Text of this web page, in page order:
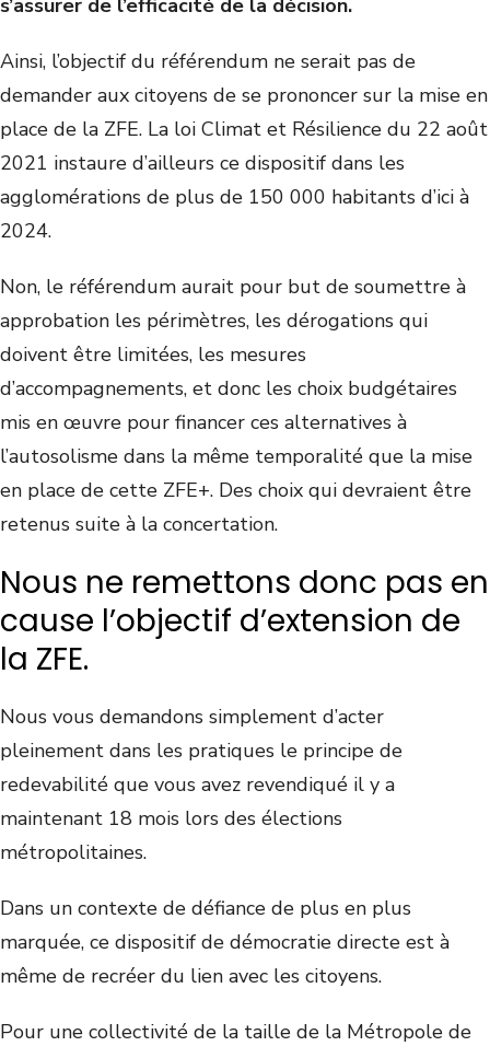
s’assurer de l’efficacité de la décision.
Ainsi, l’objectif du référendum ne serait pas de
demander aux citoyens de se prononcer sur la mise en
place de la ZFE. La loi Climat et Résilience du 22 août
2021 instaure d’ailleurs ce dispositif dans les
agglomérations de plus de 150 000 habitants d’ici à
2024.
Non, le référendum aurait pour but de soumettre à
approbation les périmètres, les dérogations qui
doivent être limitées, les mesures
d’accompagnements, et donc les choix budgétaires
mis en œuvre pour financer ces alternatives à
l’autosolisme dans la même temporalité que la mise
en place de cette ZFE+. Des choix qui devraient être
retenus suite à la concertation.
Nous ne remettons donc pas en
cause l’objectif d’extension de
la ZFE.
Nous vous demandons simplement d’acter
pleinement dans les pratiques le principe de
redevabilité que vous avez revendiqué il y a
maintenant 18 mois lors des élections
métropolitaines.
Dans un contexte de défiance de plus en plus
marquée, ce dispositif de démocratie directe est à
même de recréer du lien avec les citoyens.
Pour une collectivité de la taille de la Métropole de